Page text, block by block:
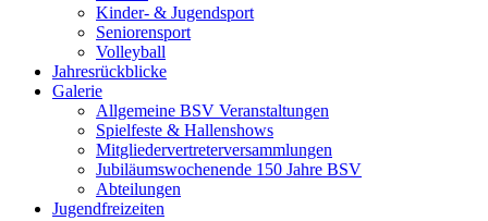
Kinder- & Jugendsport
Seniorensport
Volleyball
Jahresrückblicke
Galerie
Allgemeine BSV Veranstaltungen
Spielfeste & Hallenshows
Mitgliedervertreterversammlungen
Jubiläumswochenende 150 Jahre BSV
Abteilungen
Jugendfreizeiten